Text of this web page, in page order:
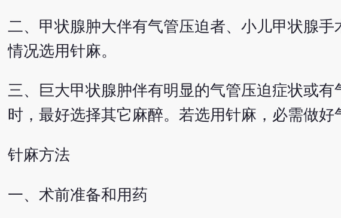
二、甲状腺肿大伴有气管压迫者、小儿甲状腺
情况选用针麻。
三、巨大甲状腺肿伴有明显的气管压迫症状或
时，最好选择其它麻醉。若选用针麻，必需做好
针麻方法
一、术前准备和用药